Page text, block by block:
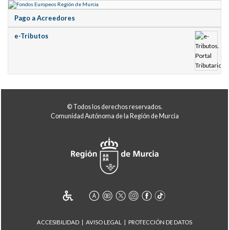
Pago a Acreedores
e-Tributos
© Todos los derechos reservados.
Comunidad Autónoma de la Región de Murcia
ACCESIBILIDAD AVISO LEGAL PROTECCIÓN DE DATOS